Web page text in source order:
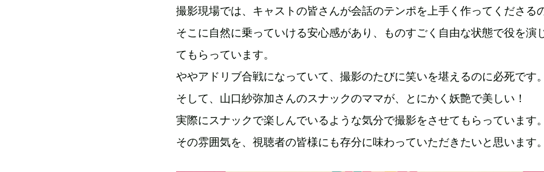
撮影現場では、キャストの皆さんが会話のテンポを上手く作ってくださる
そこに自然に乗っていける安心感があり、ものすごく自由な状態で役を演
てもらっています。
ややアドリブ合戦になっていて、撮影のたびに笑いを堪えるのに必死です。
そして、山口紗弥加さんのスナックのママが、とにかく妖艶で美しい！
実際にスナックで楽しんでいるような気分で撮影をさせてもらっています。
その雰囲気を、視聴者の皆様にも存分に味わっていただきたいと思います。